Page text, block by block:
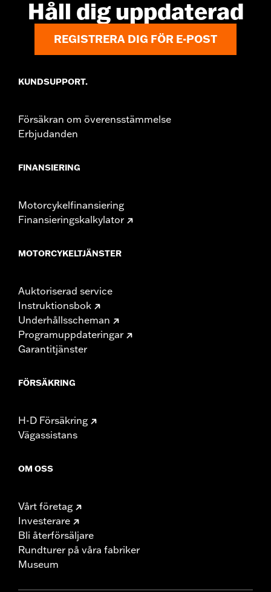
Håll dig uppdaterad
REGISTRERA DIG FÖR E-POST
KUNDSUPPORT.
Försäkran om överensstämmelse
Erbjudanden
FINANSIERING
Motorcykelfinansiering
Finansieringskalkylator
MOTORCYKELTJÄNSTER
Auktoriserad service
Instruktionsbok
Underhållsscheman
Programuppdateringar
Garantitjänster
FÖRSÄKRING
H-D Försäkring
Vägassistans
OM OSS
Vårt företag
Investerare
Bli återförsäljare
Rundturer på våra fabriker
Museum